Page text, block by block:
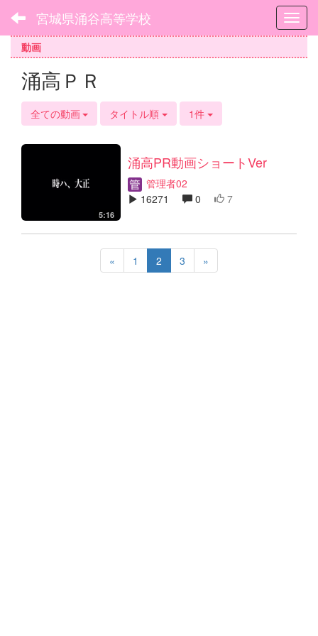
宮城県涌谷高等学校
動画
涌高ＰＲ
全ての動画 タイトル順 1件
5:16
涌高PR動画ショートVer
管理者02
16271
0 7
« 1 2 3 »